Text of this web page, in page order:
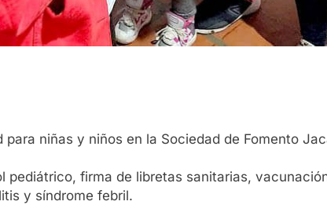
niñas y niños en la Sociedad de Fomento
pediátrico, firma de libretas sanitarias,
y síndrome febril.